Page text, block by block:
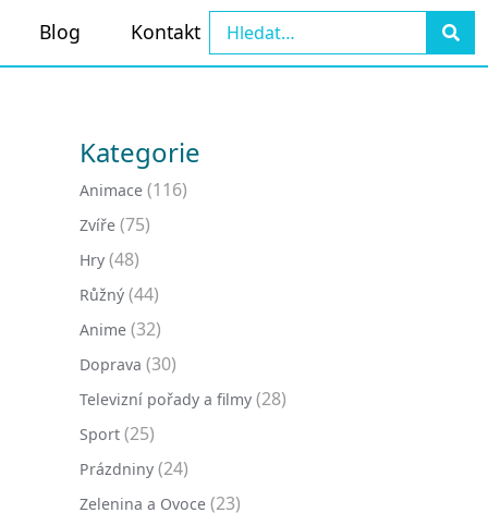
Blog Kontakt
Kategorie
Animace (116)
Zvíře (75)
Hry (48)
Růžný (44)
Anime (32)
Doprava (30)
Televizní pořady a filmy (28)
Sport (25)
Prázdniny (24)
Zelenina a Ovoce (23)